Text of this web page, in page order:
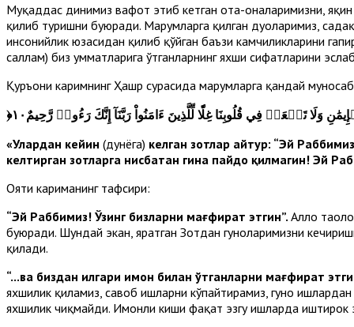
Муқаддас динимиз вафот этиб кетган ота-оналаримизни, яқин
қилиб туришни буюради. Марҳумларга қилган дуоларимиз,
инсонийлик юзасидан қилиб қўйган баъзи камчиликларини
саллам) биз умматларига ўтганларнинг яхши сифатларини
Қуръони каримнинг Ҳашр сурасида марҳумларга қандай
﴿
تَجۡعَلۡ فِي قُلُوبِنَا غِلّٗا لِّلَّذِينَ ءَامَنُواْ رَبَّنَآ إِنَّكَ رَءُوفٞ رَّحِيمٌ١٠
«Улардан кейин (дунёга) келган зотлар айтур: “Эй
келтирган зотларга нисбатан гина пайдо қилмагин! Эй
Ояти кариманинг тафсири:
“Эй Раббимиз! Ўзинг бизларни мағфират этгин”. Аллоҳ
буюради. Шундай экан, яратган Зотдан гуноҳларимизни
қилади.
“...ва биздан илгари имон билан ўтганларни мағфират
яхшилик қиламиз, савоб ишларни кўпайтирамиз, гуноҳ
яхшилик чиқмайди. Имонли киши фақат эзгу ишларда иштирок